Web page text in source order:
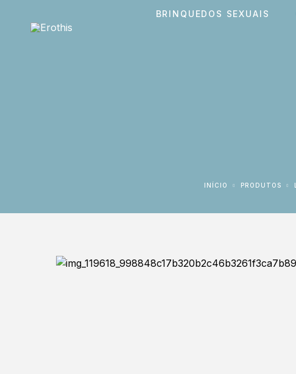
BRINQUEDOS SEXUAIS
INÍCIO PRODUTOS